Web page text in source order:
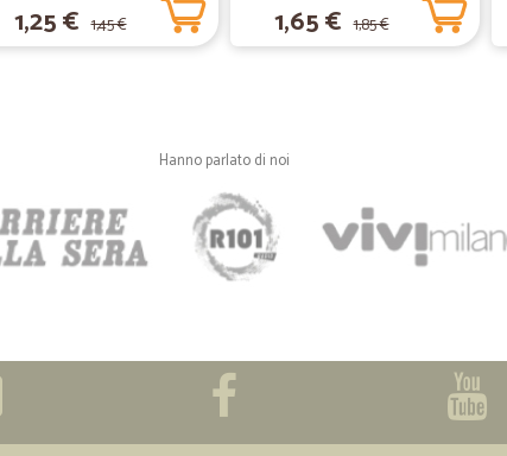
—Leonardo S.
Tempestiva la consegna
Tempestiva la consegna, il cibo
—Beniamino B.
1,25 € 1,45 € 1,65 € 1,85 €
Hanno parlato di noi